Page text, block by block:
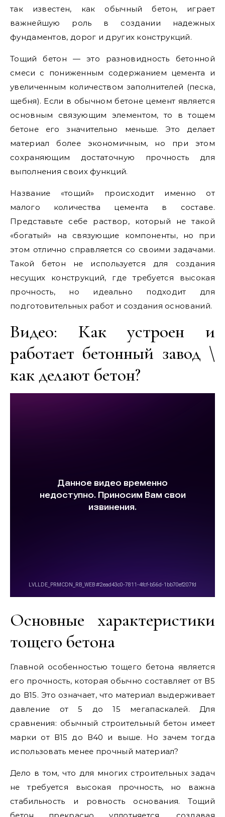
так известен, как обычный бетон, играет
важнейшую роль в создании надежных
фундаментов, дорог и других конструкций.
Тощий бетон — это разновидность бетонной
смеси с пониженным содержанием цемента и
увеличенным количеством заполнителей (песка,
щебня). Если в обычном бетоне цемент является
основным связующим элементом, то в тощем
бетоне его значительно меньше. Это делает
материал более экономичным, но при этом
сохраняющим достаточную прочность для
выполнения своих функций.
Название «тощий» происходит именно от
малого количества цемента в составе.
Представьте себе раствор, который не такой
«богатый» на связующие компоненты, но при
этом отлично справляется со своими задачами.
Такой бетон не используется для создания
несущих конструкций, где требуется высокая
прочность, но идеально подходит для
подготовительных работ и создания оснований.
Видео: Как устроен и
работает бетонный завод \
как делают бетон?
Основные характеристики
тощего бетона
Главной особенностью тощего бетона является
его прочность, которая обычно составляет от В5
до В15. Это означает, что материал выдерживает
давление от 5 до 15 мегапаскалей. Для
сравнения: обычный строительный бетон имеет
марки от В15 до В40 и выше. Но зачем тогда
использовать менее прочный материал?
Дело в том, что для многих строительных задач
не требуется высокая прочность, но важна
стабильность и ровность основания. Тощий